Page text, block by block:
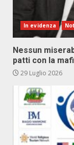
In evidenza
Nessun
patti con la
29 Luglio 2026